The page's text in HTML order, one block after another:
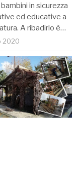
in sicurezza
ed educative a
A ribadirlo è…
2020